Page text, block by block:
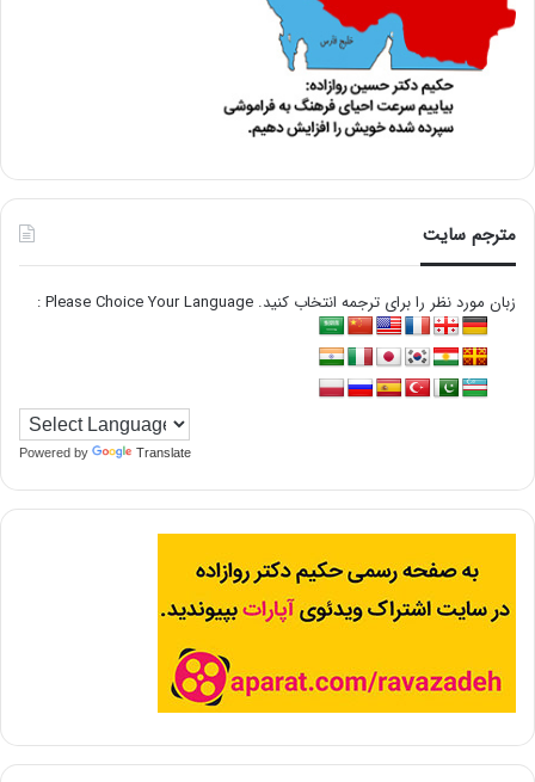
مترجم سایت
زبان مورد نظر را برای ترجمه انتخاب کنید. Please Choice Your Language :
Powered by Translate